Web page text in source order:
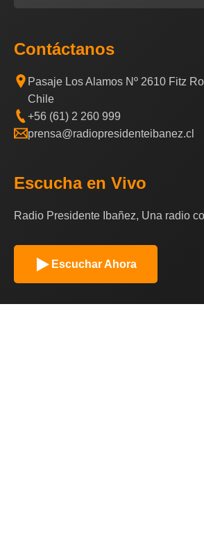
Contáctanos
Pasaje Los Alamos Nº 2610 Fitz
Chile
+56 (61) 2 260 999
prensa@radiopresidenteibanez.cl
Escucha en Vivo
Radio Presidente Ibañez, Una radio
Escuchar Ahora